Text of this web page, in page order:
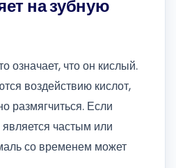
на зубную
означает, что он кислый.
воздействию кислот,
размягчиться. Если
частым или
со временем может